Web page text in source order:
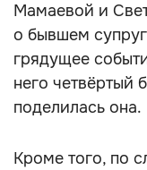
Мамаевой и
о бывшем
грядущее
него четвёртый
поделилась она.
Кроме того, по